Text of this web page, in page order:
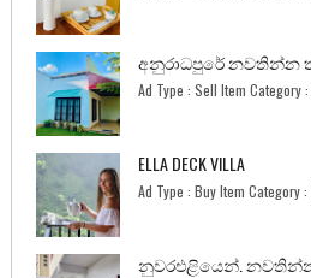
අනුරාධපුරේ නවතින්න
Ad Type : Sell Item Category :
ELLA DECK VILLA
Ad Type : Buy Item Category :
නුවරඑළියෙන්.